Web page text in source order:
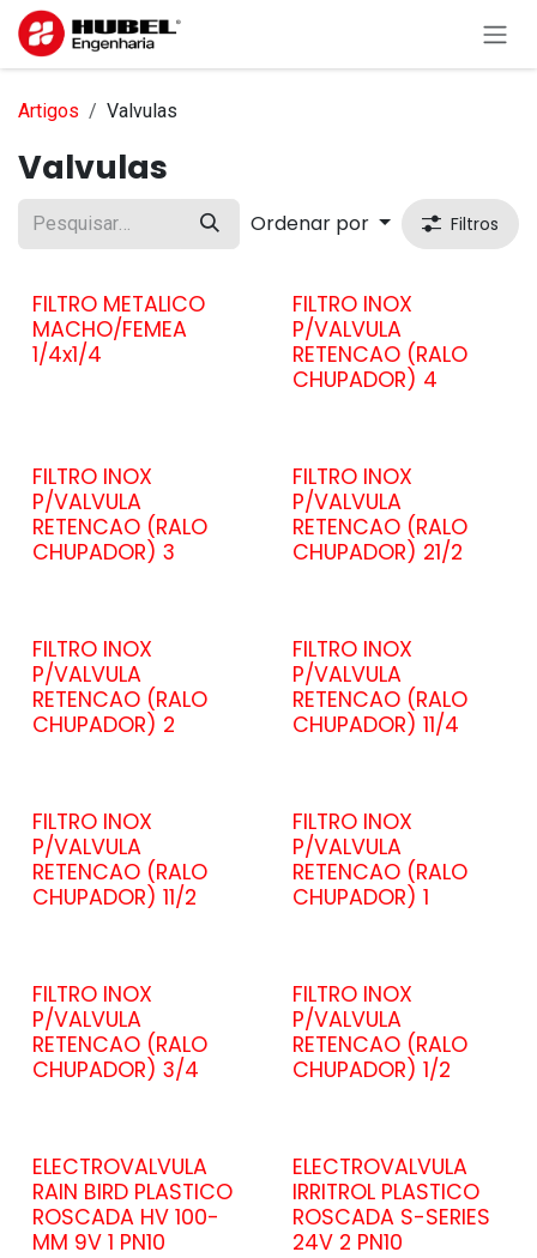
Pular para o conteúdo
Artigos Valvulas
Valvulas
Ordenar por Filtros
FILTRO METALICO
MACHO/FEMEA
1/4x1/4
FILTRO INOX
P/VALVULA
RETENCAO (RALO
CHUPADOR) 4
FILTRO INOX
P/VALVULA
RETENCAO (RALO
CHUPADOR) 3
FILTRO INOX
P/VALVULA
RETENCAO (RALO
CHUPADOR) 21/2
FILTRO INOX
P/VALVULA
RETENCAO (RALO
CHUPADOR) 2
FILTRO INOX
P/VALVULA
RETENCAO (RALO
CHUPADOR) 11/4
FILTRO INOX
P/VALVULA
RETENCAO (RALO
CHUPADOR) 11/2
FILTRO INOX
P/VALVULA
RETENCAO (RALO
CHUPADOR) 1
FILTRO INOX
P/VALVULA
RETENCAO (RALO
CHUPADOR) 3/4
FILTRO INOX
P/VALVULA
RETENCAO (RALO
CHUPADOR) 1/2
ELECTROVALVULA
RAIN BIRD PLASTICO
ROSCADA HV 100-
MM 9V 1 PN10
ELECTROVALVULA
IRRITROL PLASTICO
ROSCADA S-SERIES
24V 2 PN10